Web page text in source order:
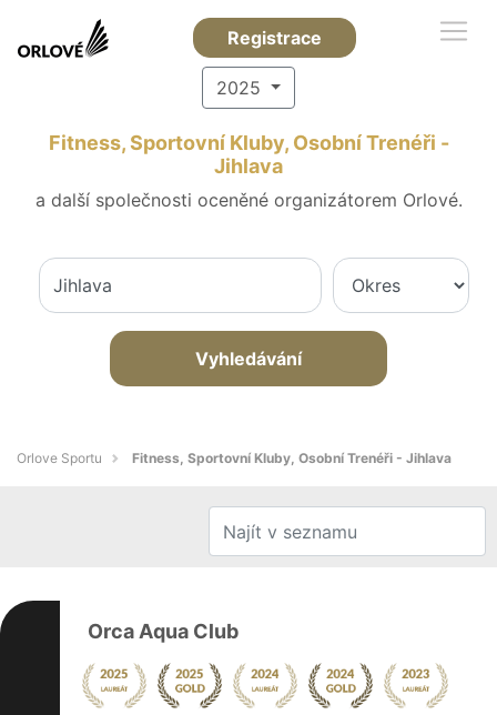
Registrace
2025
Fitness, Sportovní Kluby, Osobní Trenéři -
Jihlava
a další společnosti oceněné organizátorem Orlové.
Vyhledávání
Orlove Sportu Fitness, Sportovní Kluby, Osobní Trenéři - Jihlava
Orca Aqua Club